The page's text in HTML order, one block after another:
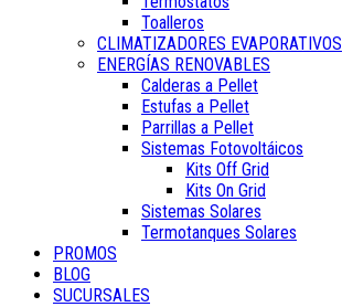
Toalleros
CLIMATIZADORES EVAPORATIVOS
ENERGÍAS RENOVABLES
Calderas a Pellet
Estufas a Pellet
Parrillas a Pellet
Sistemas Fotovoltáicos
Kits Off Grid
Kits On Grid
Sistemas Solares
Termotanques Solares
PROMOS
BLOG
SUCURSALES